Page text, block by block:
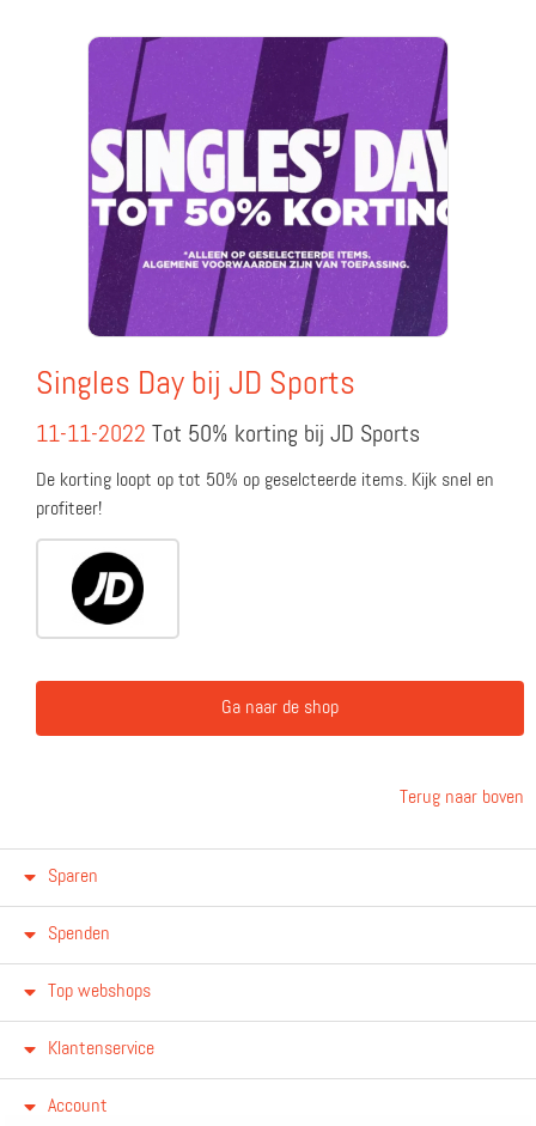
Singles Day bij JD Sports
11-11-2022 Tot 50% korting bij JD Sports
De korting loopt op tot 50% op geselcteerde items. Kijk snel en
profiteer!
Ga naar de shop
Terug naar boven
Sparen
Spenden
Top webshops
Klantenservice
Account